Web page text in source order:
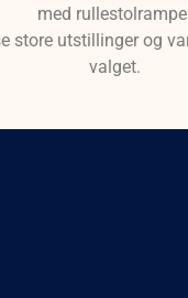
med
store utstillinger og
valget.